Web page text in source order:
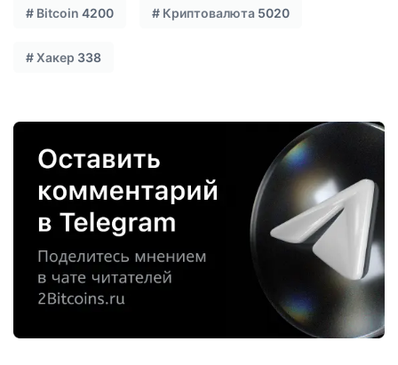
# Bitcoin 4200 # Криптовалюта 5020
#Хакер 338